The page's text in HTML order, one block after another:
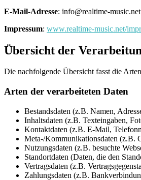
E-Mail-Adresse: info@realtime-music.net
Impressum: www.realtime-music.net/
Übersicht der
Die nachfolgende Übersicht fasst die
Arten der verarbeiteten Daten
Bestandsdaten (z.B. Namen,
Inhaltsdaten (z.B. Texteingaben,
Kontaktdaten (z.B. E-Mail,
Meta-/Kommunikationsdaten (z.B.
Nutzungsdaten (z.B. besuchte
Standortdaten (Daten, die den
Vertragsdaten (z.B.
Zahlungsdaten (z.B.